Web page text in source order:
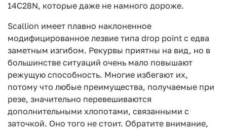
14C28N, которые даже не намного дороже.
Scallion имеет плавно наклоненное
модифицированное лезвие типа drop point с едва
заметным изгибом. Рекурвы приятны на вид, но в
большинстве ситуаций очень мало повышают
режущую способность. Многие избегают их,
потому что любые преимущества, получаемые при
резе, значительно перевешиваются
дополнительными хлопотами, связанными с
заточкой. Оно того не стоит. Обратите внимание,